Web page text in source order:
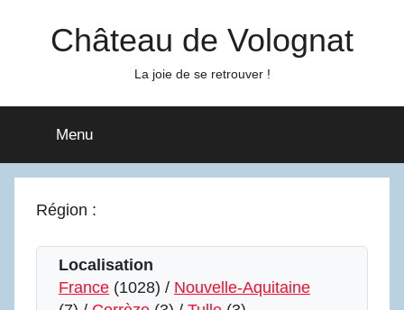
Château de Volognat
La joie de se retrouver !
Menu
Région :
Localisation
France (1028) / Nouvelle-Aquitaine